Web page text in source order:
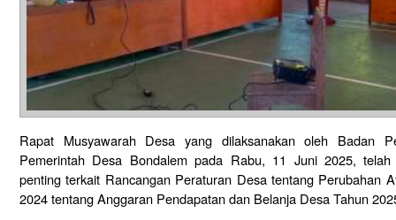
Rapat Musyawarah Desa yang dilaksanakan oleh Badan
Pemerintah Desa Bondalem pada Rabu, 11 Juni 2025, telah
penting terkait Rancangan Peraturan Desa tentang Perubahan
2024 tentang Anggaran Pendapatan dan Belanja Desa Tahun